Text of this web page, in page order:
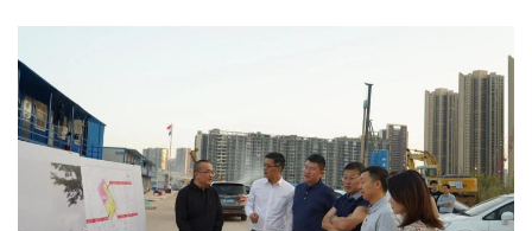
房
产
家